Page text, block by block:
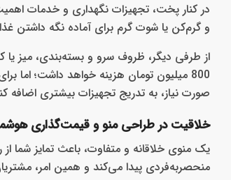
در کنار پخت، تجهیزات نگهداری و خدمات
و گرم‌کن یا شوت گرم برای آماده نگه داشتن
از طرفی دیگر، ظروف سرو و بسته‌بندی، میز
800 میلیون تومان هزینه خواهد داشت؛
صورت نیاز، به تدریج تجهیزات بیشتری اضافه
خلاقیت در طراحی منو و قیمت‌گذاری
یک منوی خلاقانه و متفاوت، باعث تمایز
منحصربه‌فردی پیدا می‌کند و همین امر،